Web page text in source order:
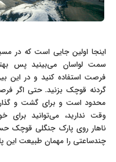
اینجا اولین جایی است که در
سمت لواسان می‌بینید پس
فرصت استفاده کنید و در این
گردنه قوچک بزنید. حتی اگر
محدود است و برای گشت‌ و گذار
وقت ندارید، می‌توانید برای
ناهار روی پارک جنگلی قوچک
چندساعتی را مهمان طبیعت این